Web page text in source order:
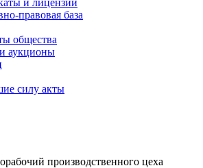
и лицензии
правовая база
общества
аукционы
силу акты
производственного цеха